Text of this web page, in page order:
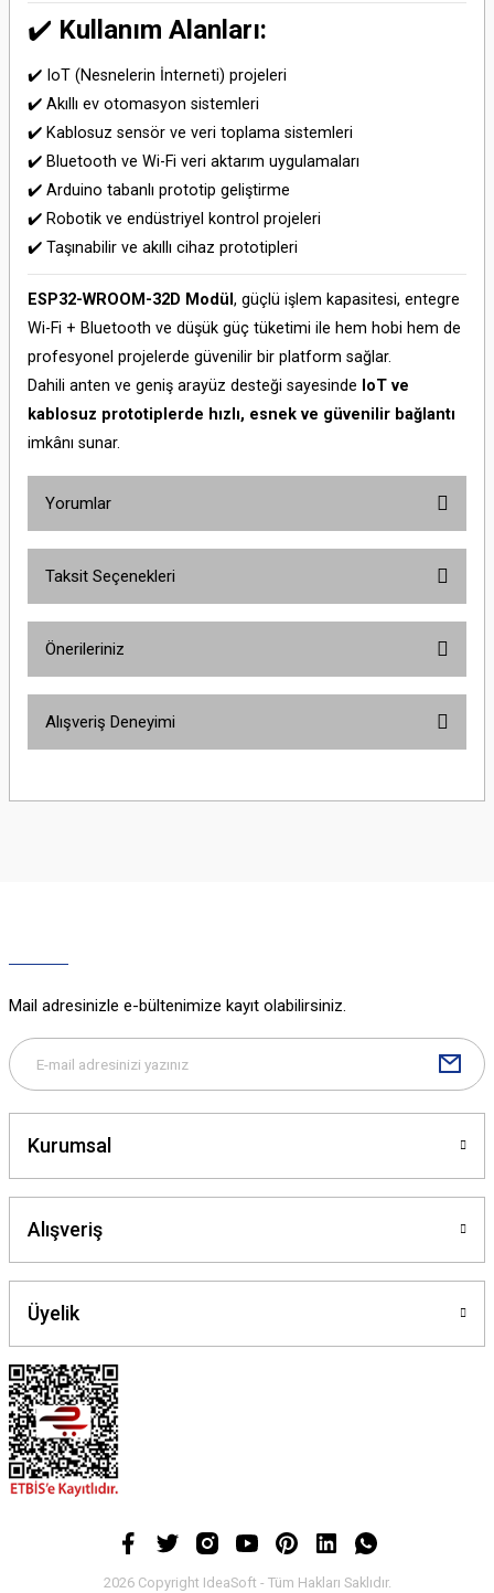
✔️ Kullanım Alanları:
✔️ IoT (Nesnelerin İnterneti) projeleri
✔️ Akıllı ev otomasyon sistemleri
✔️ Kablosuz sensör ve veri toplama sistemleri
✔️ Bluetooth ve Wi-Fi veri aktarım uygulamaları
✔️ Arduino tabanlı prototip geliştirme
✔️ Robotik ve endüstriyel kontrol projeleri
✔️ Taşınabilir ve akıllı cihaz prototipleri
ESP32-WROOM-32D Modül , güçlü işlem kapasitesi, entegre
Wi-Fi + Bluetooth ve düşük güç tüketimi ile hem hobi hem de
profesyonel projelerde güvenilir bir platform sağlar.
Dahili anten ve geniş arayüz desteği sayesinde IoT ve
kablosuz prototiplerde hızlı, esnek ve güvenilir bağlantı
imkânı sunar.
Yorumlar
Taksit Seçenekleri
Önerileriniz
yetersiz gördüğünüz noktaları öneri formunu kullanarak tarafımıza
Gönder
Alışveriş Deneyimi
Mail adresinizle e-bültenimize kayıt olabilirsiniz.
Kurumsal
Alışveriş
Üyelik
2026 Copyright IdeaSoft - Tüm Hakları Saklıdır.